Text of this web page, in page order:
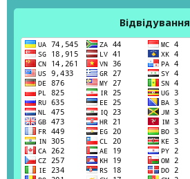
Відвідування